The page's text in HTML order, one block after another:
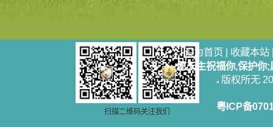
扫描二维码关注我们
设为首页 | 收藏本站
愿天主祝福你,保护你
版权所无
粤ICP备